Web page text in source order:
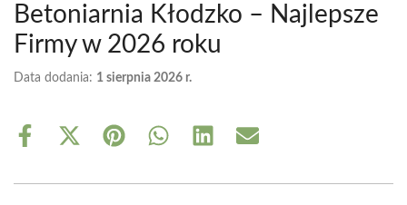
Betoniarnia Kłodzko – Najlepsze
Firmy w 2026 roku
Data dodania: 1 sierpnia 2026 r.
Share
Share
(Twitter)
Share Share Share Share